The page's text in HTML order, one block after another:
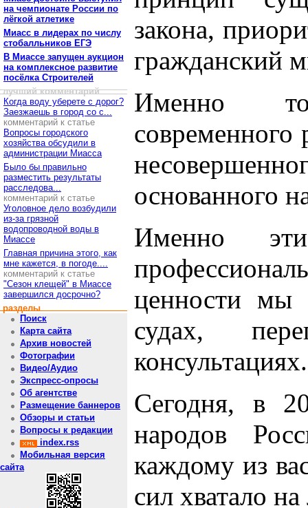
на чемпионате России по
лёгкой атлетике
Миасс в лидерах по числу
стобалльников ЕГЭ
В Миассе запущен аукцион
на комплексное развитие
посёлка Строителей
лучший комментарий
Когда воду уберете с дорог?
Заезжаешь в город со с...
комментарий к статье
Вопросы городского
хозяйства обсудили в
администрации Миасса
Было бы правильно
разместить результаты
расследова...
комментарий к статье
Уголовное дело возбудили
из-за грязной
водопроводной воды в
Миассе
Главная причина этого, как
мне кажется, в погоде....
комментарий к статье
"Сезон клещей" в Миассе
завершился досрочно?
разделы
Поиск
Карта сайта
Архив новостей
Фотографии
Видео/Аудио
Экспресс-опросы
Об агентстве
Размещение баннеров
Обзоры и статьи
Вопросы к редакции
index.rss
Мобильная версия
сайта
закона,
гражданский
Именно
современного
основанного
Именно
ценности мы
судах,
консультациях.
Сегодня, в
народов
каждому из
сил хватало